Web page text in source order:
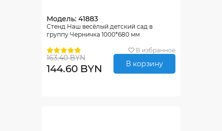
Модель: 41883
Стенд Наш весёлый детский сад в
группу Черничка 1000*680 мм
В избранное
163.40 BYN
144.60 BYN В корзину